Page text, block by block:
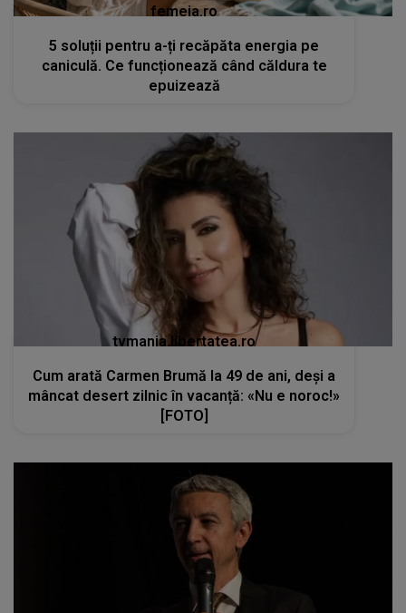
femeia.ro
5 soluții pentru a-ți recăpăta energia pe
caniculă. Ce funcționează când căldura te
epuizează
tvmania.libertatea.ro
Cum arată Carmen Brumă la 49 de ani, deși a
mâncat desert zilnic în vacanță: «Nu e noroc!»
[FOTO]